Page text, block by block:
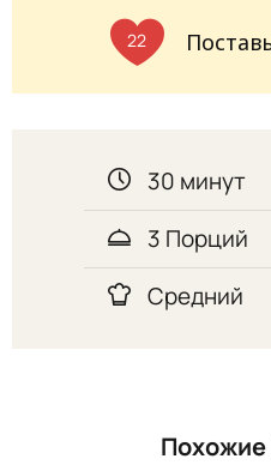
22
30 минут
3 Порций
Средний